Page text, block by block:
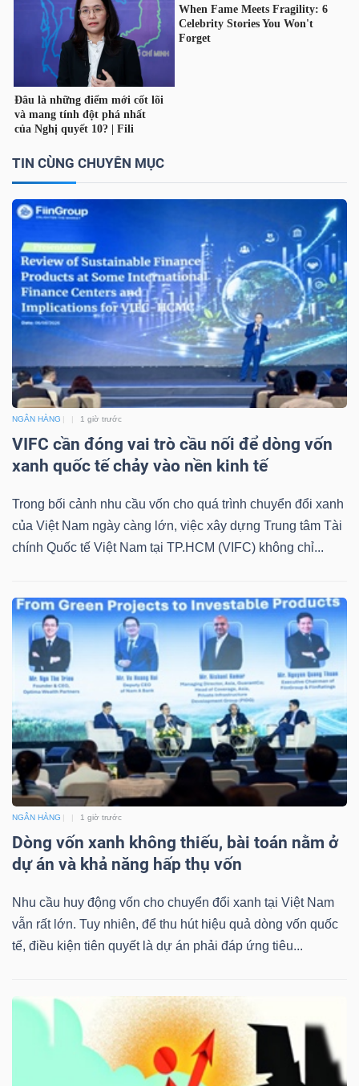
TIN CÙNG CHUYÊN MỤC
NGÂN HÀNG 1 giờ trước
VIFC cần đóng vai trò cầu nối để dòng vốn
xanh quốc tế chảy vào nền kinh tế
Trong bối cảnh nhu cầu vốn cho quá trình chuyển đổi xanh
của Việt Nam ngày càng lớn, việc xây dựng Trung tâm Tài
chính Quốc tế Việt Nam tại TP.HCM (VIFC) không chỉ...
NGÂN HÀNG 1 giờ trước
Dòng vốn xanh không thiếu, bài toán nằm ở
dự án và khả năng hấp thụ vốn
Nhu cầu huy động vốn cho chuyển đổi xanh tại Việt Nam
vẫn rất lớn. Tuy nhiên, để thu hút hiệu quả dòng vốn quốc
tế, điều kiện tiên quyết là dự án phải đáp ứng tiêu...
DỊCH
VỤ
TRUYỀN
ÍCH
BẤT
ĐỘNG
Mã
chứng
khoán
(-)
Tất cả Cổ phiếu Chỉ số Chứng chỉ quỹ Chứng
Lãnh
Tất cả Người nội bộ Người liên quan Cổ đông lớn
Tin
tức
(-)
Bài
viết
của
tác
giả
Báo
tích